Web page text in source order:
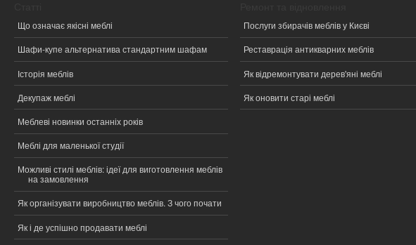
Що означає якісні меблі
Шафи-купе альтернатива стандартним шафам
Історія меблів
Декупаж меблі
Меблеві новинки останніх років
Меблі для маленької студії
Можливі стилі меблів: ідеї для виготовлення меблів
на замовлення
Як організувати виробництво меблів. З чого почати
Як і де успішно продавати меблі
Послуги збирачів меблів у Києві
Реставрація антикварних меблів
Як відремонтувати дерев'яні меблі
Як оновити старі меблі